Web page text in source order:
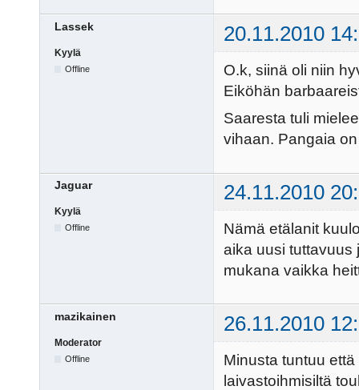
Lassek 20.11.2010
Kyylä
Offline
O.k, siinä oli niin
Eiköhän
Saaresta tuli
vihaan. Pangaia
Jaguar 24.11.2010
Kyylä
Offline
Nämä etälanit
aika uusi tuttavuus
mukana vaikka
mazikainen 26.11.2010
Moderator
Offline
Minusta tuntuu
laivastoihmisiltä